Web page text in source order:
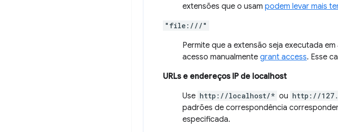
extensões que o usam podem levar mais
"file:///"
Permite que a extensão seja executada
acesso manualmente grant access. Esse
URLs e endereços IP de localhost
Use http://localhost/* ou http://
padrões de correspondência
especificada.